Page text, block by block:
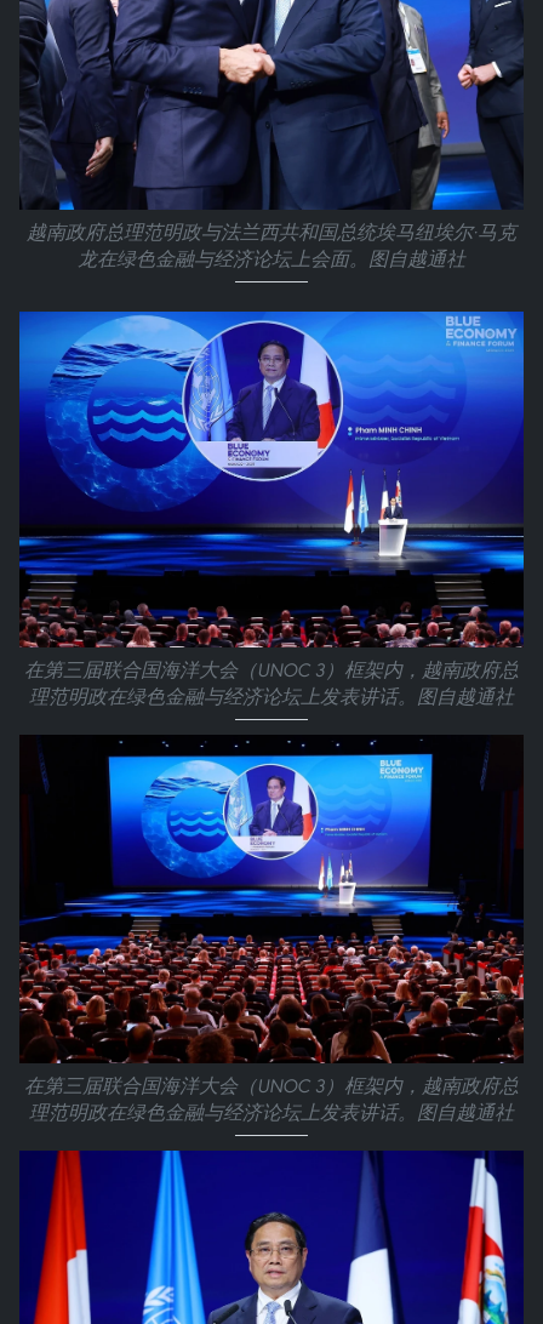
越南政府总理范明政与法兰西共和国总统埃马纽埃尔·马克
龙在绿色金融与经济论坛上会面。图自越通社
在第三届联合国海洋大会（UNOC 3）框架内，越南政府总
理范明政在绿色金融与经济论坛上发表讲话。图自越通社
在第三届联合国海洋大会（UNOC 3）框架内，越南政府总
理范明政在绿色金融与经济论坛上发表讲话。图自越通社